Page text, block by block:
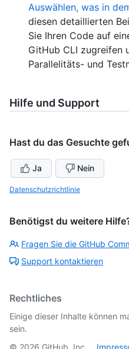
Auswählen, was in
diesen detaillierten
Sie Ihren Code auf
GitHub CLI zugreifen
Parallelitäts- und
Hilfe und Support
Hast du das Gesuchte
Ja Nein
Datenschutzrichtlinie
Benötigst du weitere
Fragen Sie die GitHub
Support kontaktieren
Rechtliches
Einige dieser Inhalte können
sein.